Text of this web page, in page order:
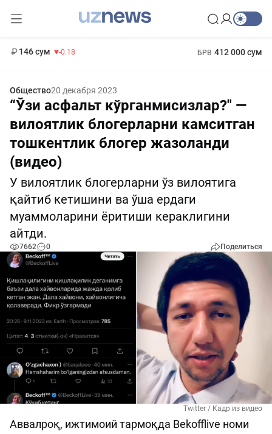
146 сум -0.18 БРВ 412 000 сум
Общество20 декабря 2023
“Ўзи асфальт кўрганмисизлар?" —
вилоятлик блогерларни камситган
тошкентлик блогер жазоланди
(видео)
У вилоятлик блогерларни ўз вилоятига
қайтиб кетишини ва ўша ердаги
муаммоларини ёритиши кераклигини
айтди.
7662 0 Поделиться
Twitter / Кадр из видео
Аввалроқ, ижтимоий тармоқда Bekofflive номи